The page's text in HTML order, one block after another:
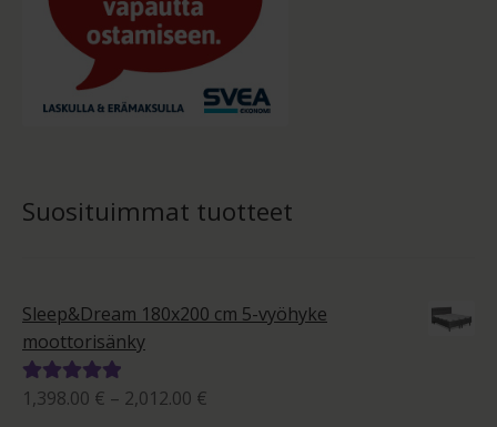
Suosituimmat tuotteet
Sleep&Dream 180x200 cm 5-vyöhyke
moottorisänky
Arvostelu
1,398.00 € – 2,012.00 €